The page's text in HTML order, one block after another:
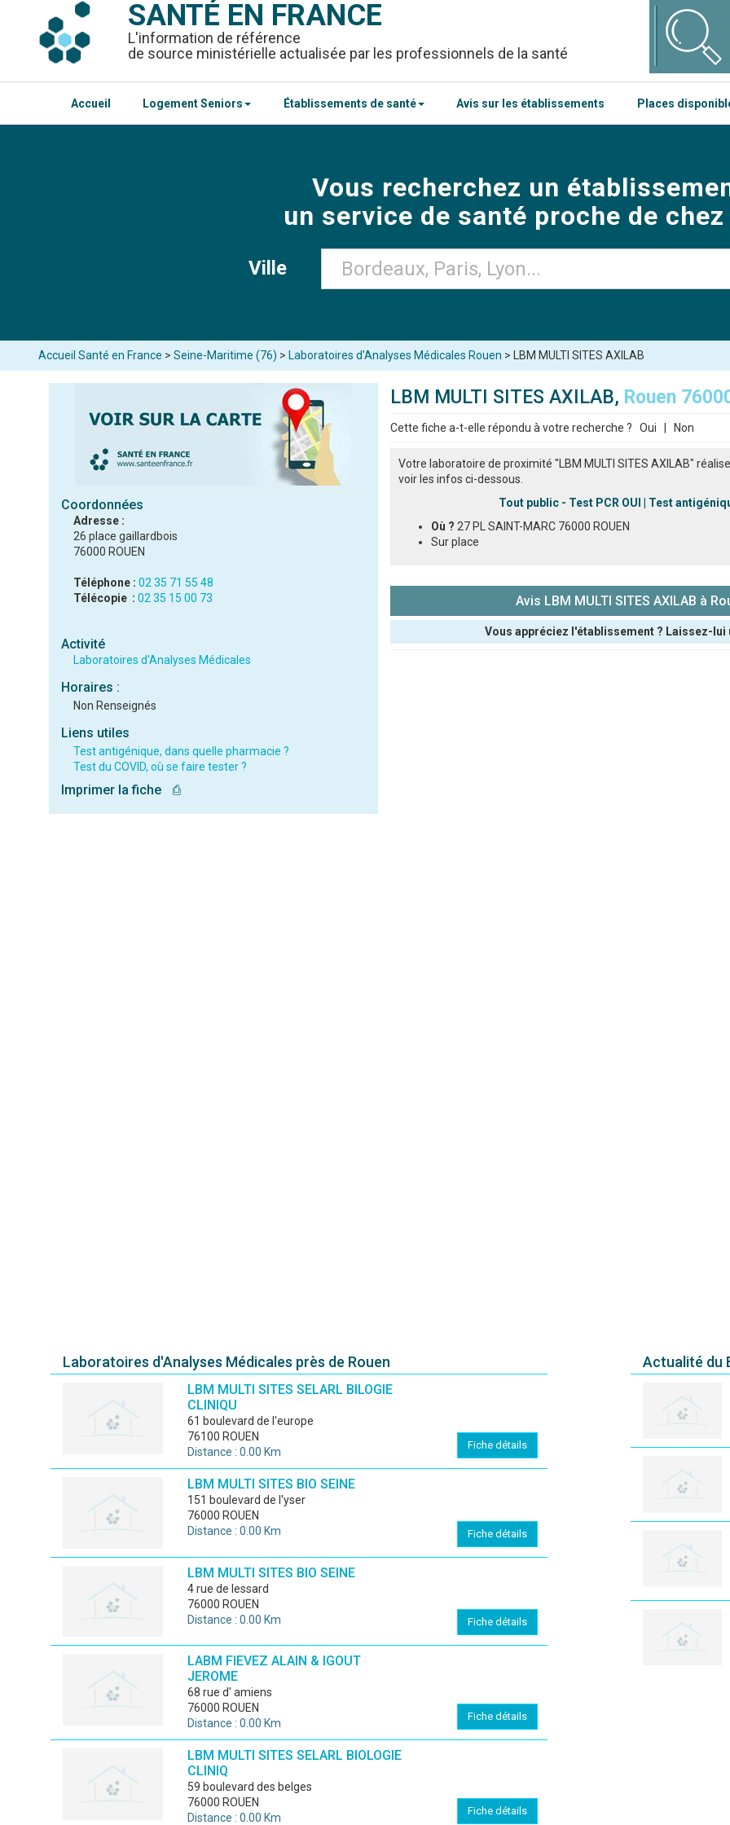
SANTÉ EN FRANCE
L'information de référence
de source ministérielle actualisée par les professionnels de la santé
Accueil Logement Seniors Établissements de santé Avis sur les établissements Places
Vous recherchez un
un service de santé proche de chez
Ville
Accueil Santé en France > Seine-Maritime (76) > Laboratoires d'Analyses Médicales Rouen > LBM MULTI SITES AXILAB
Coordonnées
Adresse :
26 place gaillardbois
76000 ROUEN
Téléphone : 02 35 71 55 48
Télécopie : 02 35 15 00 73
Activité
Laboratoires d'Analyses Médicales
Horaires :
Non Renseignés
Liens utiles
Test antigénique, dans quelle pharmacie ?
Test du COVID, où se faire tester ?
Imprimer la fiche ⎙
LBM MULTI SITES AXILAB, Rouen
Cette fiche a-t-elle répondu à votre recherche ? Oui Non
Votre laboratoire de proximité "LBM MULTI SITES AXILAB"
voir les infos ci-dessous.
Tout public - Test PCR OUI | Test
Où ? 27 PL SAINT-MARC 76000 ROUEN
Sur place
Avis LBM MULTI SITES AXILAB à
Vous appréciez l'établissement ? Laissez-lui
Laboratoires d'Analyses Médicales près de Rouen
LBM MULTI SITES SELARL BILOGIE
CLINIQU
61 boulevard de l'europe
76100 ROUEN
Distance : 0.00 Km
Fiche détails
LBM MULTI SITES BIO SEINE
151 boulevard de l'yser
76000 ROUEN
Distance : 0.00 Km
Fiche détails
LBM MULTI SITES BIO SEINE
4 rue de lessard
76000 ROUEN
Distance : 0.00 Km
Fiche détails
LABM FIEVEZ ALAIN & IGOUT
JEROME
68 rue d' amiens
76000 ROUEN
Distance : 0.00 Km
Fiche détails
LBM MULTI SITES SELARL BIOLOGIE
CLINIQ
59 boulevard des belges
76000 ROUEN
Distance : 0.00 Km
Fiche détails
Actualité du